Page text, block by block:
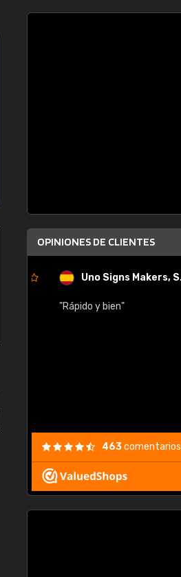
OPINIONES DE CLIENTES
Uno Signs Makers, S.L.
"Rápido y bien"
463comentarios